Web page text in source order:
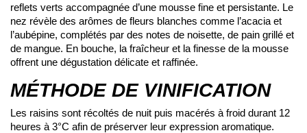
reflets verts accompagnée d’une mousse fine et persistante. Le
nez révèle des arômes de fleurs blanches comme l’acacia et
l’aubépine, complétés par des notes de noisette, de pain grillé et
de mangue. En bouche, la fraîcheur et la finesse de la mousse
offrent une dégustation délicate et raffinée.
MÉTHODE DE VINIFICATION
Les raisins sont récoltés de nuit puis macérés à froid durant 12
heures à 3°C afin de préserver leur expression aromatique.